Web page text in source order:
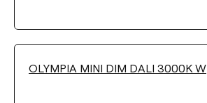
OLYMPIA MINI DIM DALI 3000K W